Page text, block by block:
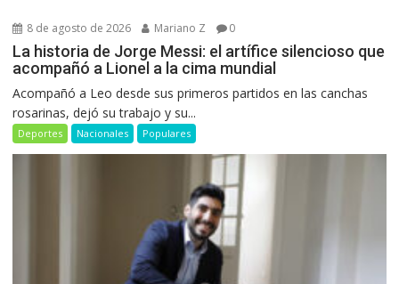
8 de agosto de 2026 Mariano Z 0
La historia de Jorge Messi: el artífice silencioso que
acompañó a Lionel a la cima mundial
Acompañó a Leo desde sus primeros partidos en las canchas
rosarinas, dejó su trabajo y su...
Deportes Nacionales Populares